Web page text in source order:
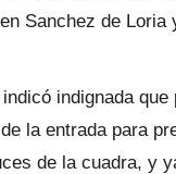
Sanchez de Loria
indignada que
la entrada para
de la cuadra, y